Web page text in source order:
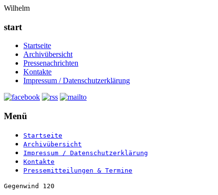
Wilhelm
start
Startseite
Archivübersicht
Pressenachrichten
Kontakte
Impressum / Datenschutzerklärung
Menü
Startseite
Archivübersicht
Impressum / Datenschutzerklärung
Kontakte
Pressemitteilungen & Termine
Gegenwind 120